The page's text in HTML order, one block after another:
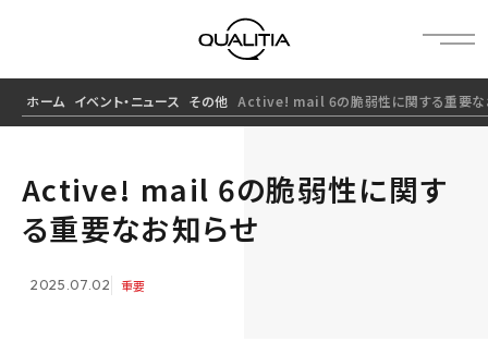
ホーム イベント・ニュース その他 Active! mail 6の脆弱性に関する重要な
Active! mail 6の脆弱性に関す
る重要なお知らせ
2025.07.02 重要